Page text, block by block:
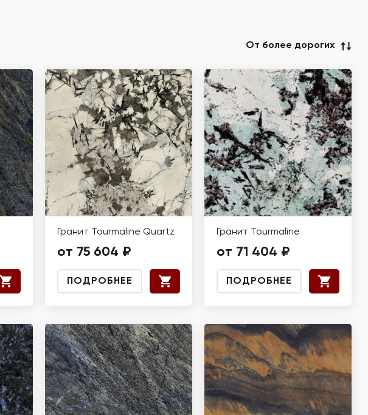
От более дорогих
Гранит Tourmaline Quartz
от 75 604 ₽
ПОДРОБНЕЕ
Гранит Tourmaline
от 71 404 ₽
ПОДРОБНЕЕ